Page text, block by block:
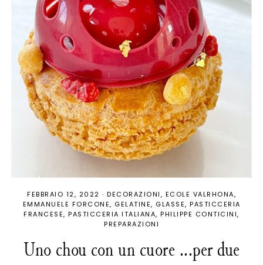
FEBBRAIO 12, 2022 · DECORAZIONI
ECOLE VALRHONA
EMMANUELE FORCONE
GELATINE GLASSE
PASTICCERIA
FRANCESE PASTICCERIA ITALIANA PHILIPPE CONTICINI
PREPARAZIONI
Uno chou con un cuore ...per due